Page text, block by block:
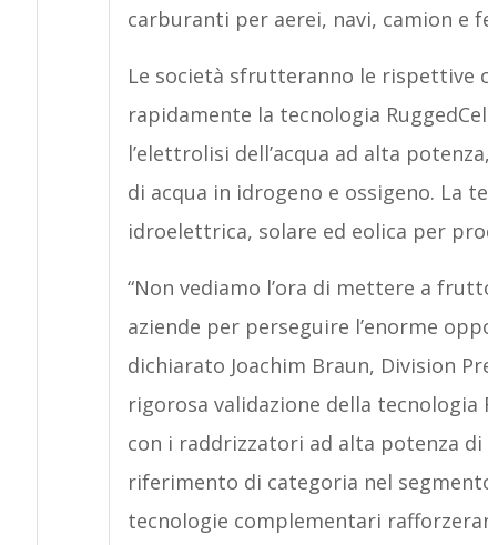
carburanti per aerei, navi, camion e
Le società sfrutteranno le rispettive
rapidamente la tecnologia
l’elettrolisi dell’acqua ad alta
di acqua in idrogeno e ossigeno. La
idroelettrica, solare ed eolica per
“Non vediamo l’ora di mettere a
aziende per perseguire l’enorme
dichiarato Joachim Braun, Division
rigorosa validazione della tecnologia
con i raddrizzatori ad alta potenza
riferimento di categoria nel
tecnologie complementari